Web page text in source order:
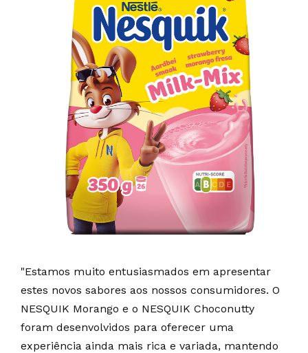
"Estamos muito entusiasmados em apresentar
estes novos sabores aos nossos consumidores. O
NESQUIK Morango e o NESQUIK Choconutty
foram desenvolvidos para oferecer uma
experiência ainda mais rica e variada, mantendo